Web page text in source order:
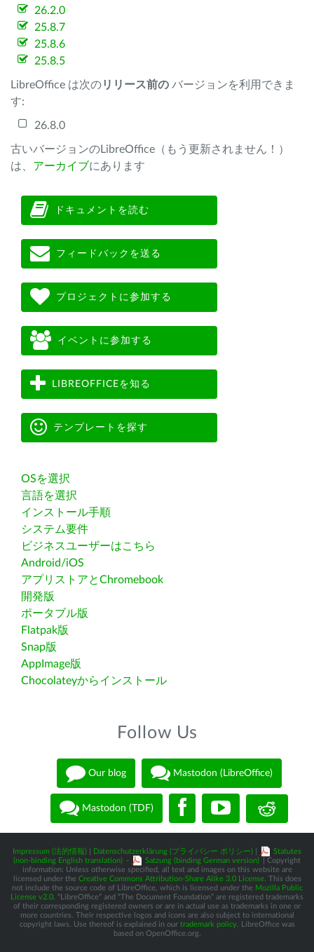
26.2.0
25.8.7
25.8.6
25.8.5
LibreOffice は次のリリース前の バージョンを利用できま
す:
26.8.0
古いバージョンのLibreOffice（もう更新されません！）
は、 アーカイブにあります
ドキュメントを読む
フィードバックを送る
プロジェクトに参加する
イベントに参加する
LIBREOFFICEを知る
テンプレートを探す
OSを選択
言語を選択
インストール手順
システム要件
ビジネスユーザーはこちら
Android/iOS
アプリストアとChromebook
開発版
ポータブル版
Flatpak版
Snap版
AppImage版
Chocolateyからインストール
Follow Us
Our blog Mastodon (LibreOffice)
Mastodon (TDF)
Impressum (法的情報) Datenschutzerklärung (プライバシー ポリシー)
Statutes
(non-binding English translation) - Satzung (binding German version)
| Copyright
information: Unless otherwise specified, all text and images on this website are
licensed under the Creative Commons Attribution-Share Alike 3.0 License. This does
not include the source code of LibreOffice, which is licensed under the Mozilla Public
License v2.0 . “LibreOffice” and “The Document Foundation” are registered trademarks
of their corresponding registered owners or are in actual use as trademarks in one or
more countries. Their respective logos and icons are also subject to international
copyright laws. Use thereof is explained in our trademark policy. LibreOffice was
based on OpenOffice.org.